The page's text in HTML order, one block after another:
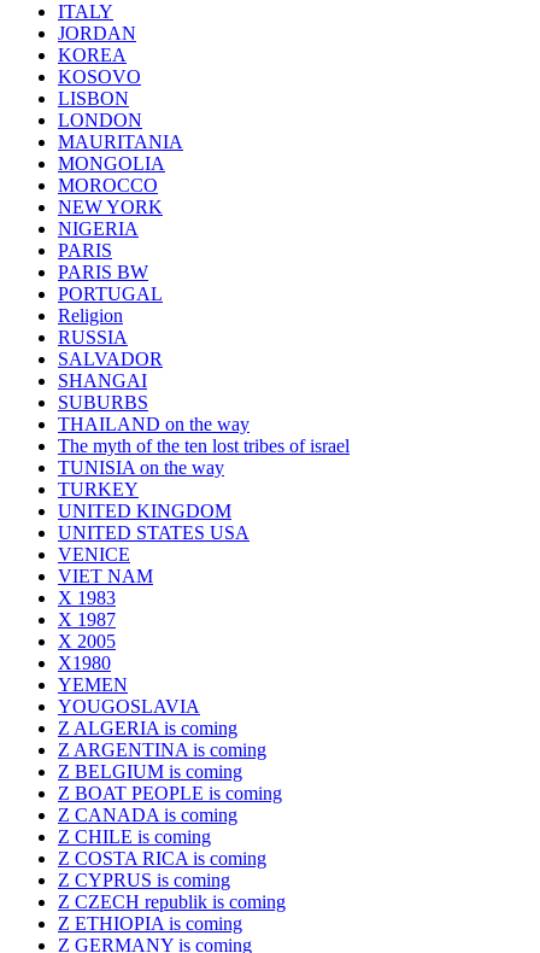
ITALY
JORDAN
KOREA
KOSOVO
LISBON
LONDON
MAURITANIA
MONGOLIA
MOROCCO
NEW YORK
NIGERIA
PARIS
PARIS BW
PORTUGAL
Religion
RUSSIA
SALVADOR
SHANGAI
SUBURBS
THAILAND on the way
The myth of the ten lost tribes of israel
TUNISIA on the way
TURKEY
UNITED KINGDOM
UNITED STATES USA
VENICE
VIET NAM
X 1983
X 1987
X 2005
X1980
YEMEN
YOUGOSLAVIA
Z ALGERIA is coming
Z ARGENTINA is coming
Z BELGIUM is coming
Z BOAT PEOPLE is coming
Z CANADA is coming
Z CHILE is coming
Z COSTA RICA is coming
Z CYPRUS is coming
Z CZECH republik is coming
Z ETHIOPIA is coming
Z GERMANY is coming